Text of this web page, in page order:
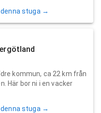
stuga →
kommun, ca 22 km från
Här bor ni i en vacker
stuga →